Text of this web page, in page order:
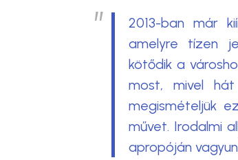
2013-ban már
amelyre tízen
kötődik a
most, mivel hát
megismételjük
művet. Irodalmi
apropóján